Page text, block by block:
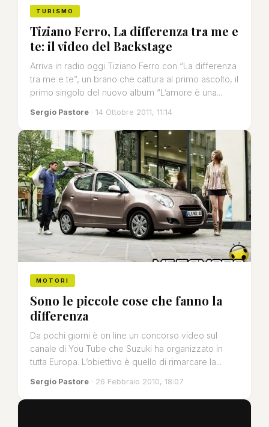
TURISMO
Tiziano Ferro, La differenza tra me e
te: il video del Backstage
Arriva in radio oggi Tiziano Ferro con “La differenza
tra me e te”, un brano che cattura al primo ascolto, il
primo singolo del nuovo album “L’amore è una...
Sergio Pastore · 14 Ottobre 2011, 11:14
MOTORI
Sono le piccole cose che fanno la
differenza
Da pochi giorni è on line un concorso video sul
canale di You Tube che Suzuki ha organizzato in
tutta Europa. L’obiettivo è quello di rimarcare la...
Sergio Pastore · 26 Febbraio 2010, 18:07